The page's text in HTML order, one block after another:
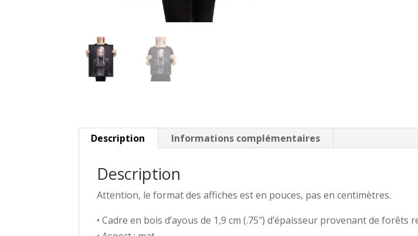
Description Informations complémentaires
Description
Attention, le format des affiches est en pouces, pas en centimètres.
• Cadre en bois d’ayous de 1,9 cm (.75″) d’épaisseur provenant de forêts